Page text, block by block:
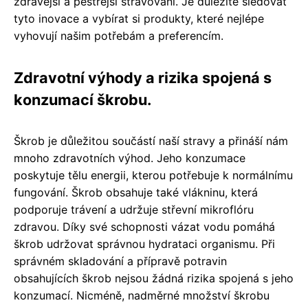
tyto inovace a vybírat si produkty, které nejlépe
vyhovují našim potřebám a preferencím.
Zdravotní výhody a rizika spojená s
konzumací škrobu.
Škrob je důležitou součástí naší stravy a přináší nám
mnoho zdravotních výhod. Jeho konzumace
poskytuje tělu energii, kterou potřebuje k normálnímu
fungování. Škrob obsahuje také vlákninu, která
podporuje trávení a udržuje střevní mikroflóru
zdravou. Díky své schopnosti vázat vodu pomáhá
škrob udržovat správnou hydrataci organismu. Při
správném skladování a přípravě potravin
obsahujících škrob nejsou žádná rizika spojená s jeho
konzumací. Nicméně, nadměrné množství škrobu